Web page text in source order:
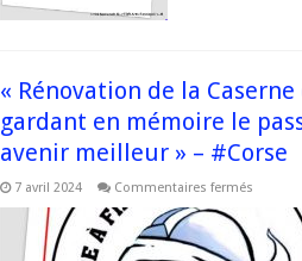
« Rénovation de la
gardant en mémoire le
avenir meilleur » – #Corse
7 avril 2024 Commentaires ferméssur
Caserne